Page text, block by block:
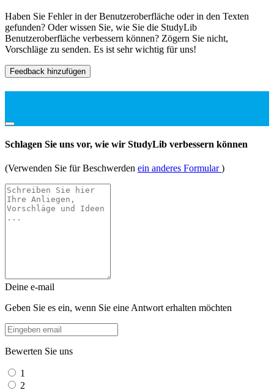
Haben Sie Fehler in der Benutzeroberfläche oder in den Texten
gefunden? Oder wissen Sie, wie Sie die StudyLib
Benutzeroberfläche verbessern können? Zögern Sie nicht,
Vorschläge zu senden. Es ist sehr wichtig für uns!
Feedback hinzufügen
Schlagen Sie uns vor, wie wir StudyLib verbessern können
(Verwenden Sie für Beschwerden ein anderes Formular)
Deine e-mail
Geben Sie es ein, wenn Sie eine Antwort erhalten möchten
Bewerten Sie uns
1
2